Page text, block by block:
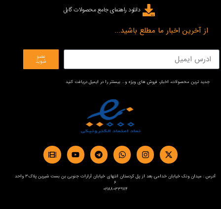
دانلود راهنمای جامع محصولات گابل
از آخرین اخبار ما مطلع باشید...
عضو
شوید
جدید ترین محصولات، اخبار، فروش های ویژه و… بیستتر را در ایمیل دریافت کنید
آدرس : میدان ونک خیابان خدامی بعد از پل کردستان انتهای خیابان آرارات جنوبی بن بست شیرین پلاک3 واحد
6
02188033974